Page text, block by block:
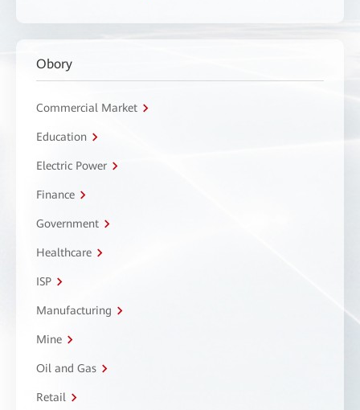
Obory
Commercial Market
Education
Electric Power
Finance
Government
Healthcare
ISP
Manufacturing
Mine
Oil and Gas
Retail